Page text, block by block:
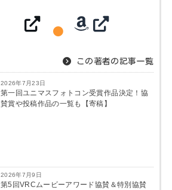
この著者の記事一覧
2026年7月23日
第一回ユニマスフォトコン受賞作品決定！協
賛賞や投稿作品の一覧も【寄稿】
2026年7月9日
第5回VRCムービーアワード協賛＆特別協賛